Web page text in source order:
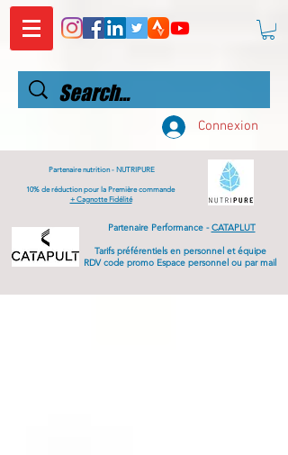
Connexion
Partenaire nutrition - NUTRIPURE
10% de réduction pour la Première commande
+ Cagnotte Fidélité
Partenaire Performance -CATAPLUT
Tarifspréférentielsen personnel et équipe
RDV code promo Espace personnel ou par mail